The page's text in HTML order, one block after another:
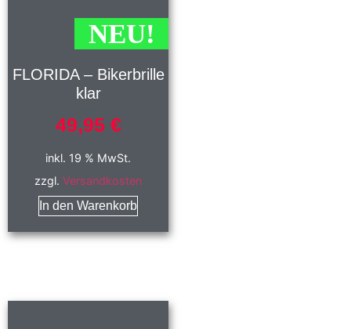
NEU!
FLORIDA – Bikerbrille
klar
49,95 €
inkl. 19 % MwSt.
zzgl.Versandkosten
In den Warenkorb